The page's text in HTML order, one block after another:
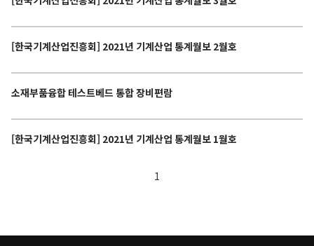
[한국기계산업진흥회] 2021년 기계산업 통계월보 2월호
소재부품융합 테스트베드 통합 장비편람
[한국기계산업진흥회] 2021년 기계산업 통계월보 1월호
1